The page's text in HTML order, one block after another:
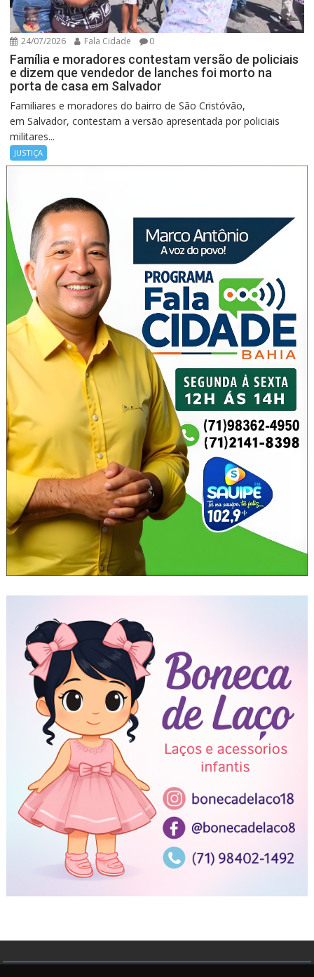
24/07/2026 Fala Cidade 0
Família e moradores contestam versão de policiais
e dizem que vendedor de lanches foi morto na
porta de casa em Salvador
Familiares e moradores do bairro de São Cristóvão,
em Salvador, contestam a versão apresentada por policiais
militares...
JUSTIÇA